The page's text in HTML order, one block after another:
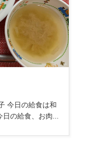
今日の給食は和
の給食、お肉...